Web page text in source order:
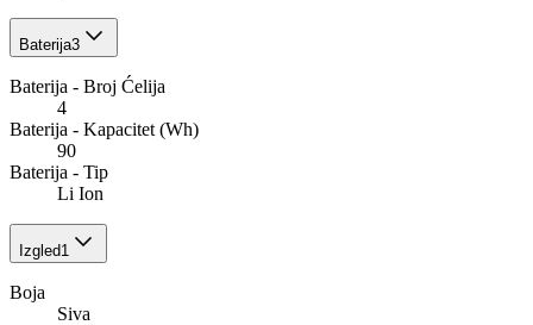
Baterija3
Baterija - Broj Ćelija
4
Baterija - Kapacitet (Wh)
90
Baterija - Tip
Li Ion
Izgled1
Boja
Siva